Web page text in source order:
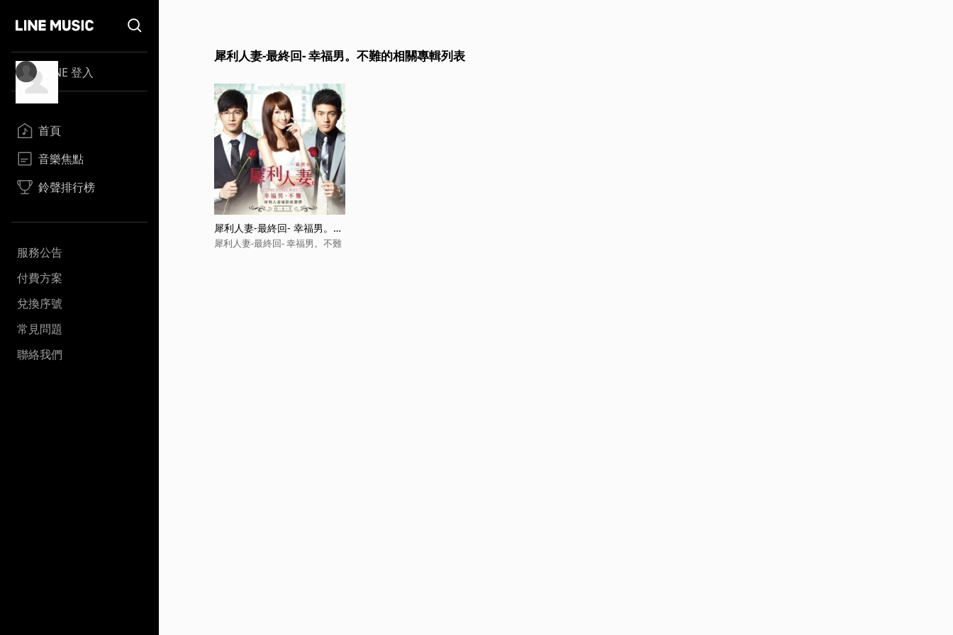
LINE 登入
首頁
音樂焦點
鈴聲排行榜
服務公告
付費方案
兌換序號
常見問題
聯絡我們
犀利人妻-最終回- 幸福男。不難的相關專輯列表
犀利人妻-最終回- 幸福男。不
難
犀利人妻-最終回- 幸福男。不難